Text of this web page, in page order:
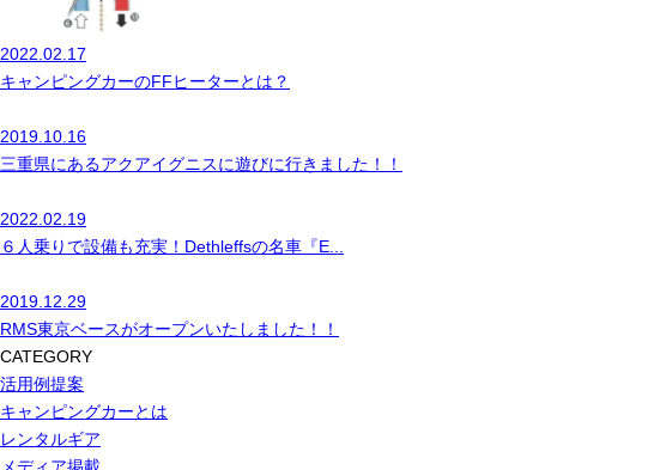
2022.02.17
キャンピングカーのFFヒーターとは？
2019.10.16
三重県にあるアクアイグニスに遊びに行きました！！
2022.02.19
６人乗りで設備も充実！Dethleffsの名車『E...
2019.12.29
RMS東京ベースがオープンいたしました！！
CATEGORY
活用例提案
キャンピングカーとは
レンタルギア